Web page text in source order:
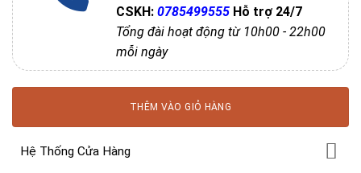
CSKH:0785499555 Hỗ trợ 24/7
Tổng đài hoạt động từ 10h00 - 22h00
mỗi ngày
THÊM VÀO GIỎ HÀNG
Hệ Thống Cửa Hàng